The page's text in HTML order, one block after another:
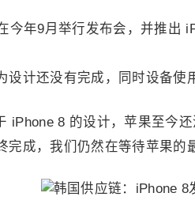
今年9月举行发布会，并推出
设计还没有完成，同时设备使
iPhone 8 的设计，苹果至今
完成，我们仍然在等待苹果的